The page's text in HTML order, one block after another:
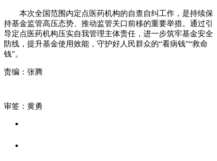
本次全国范围内定点医药机构的自查自纠工作，是持续保
持基金监管高压态势、推动监管关口前移的重要举措。通过引
导定点医药机构压实自我管理主体责任，进一步筑牢基金安全
防线，提升基金使用效能，守护好人民群众的“看病钱”“救命
钱”。
责编：张腾
审签：黄勇